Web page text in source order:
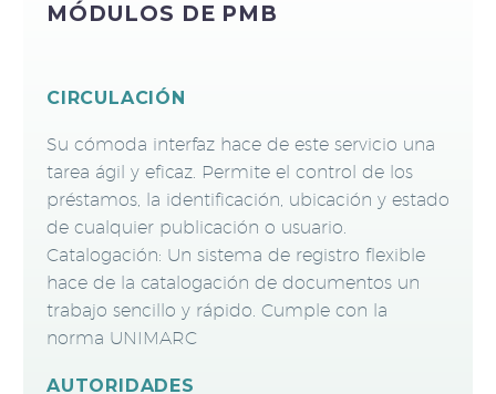
MÓDULOS DE PMB
CIRCULACIÓN
Su cómoda interfaz hace de este servicio una
tarea ágil y eficaz. Permite el control de los
préstamos, la identificación, ubicación y estado
de cualquier publicación o usuario.
Catalogación: Un sistema de registro flexible
hace de la catalogación de documentos un
trabajo sencillo y rápido. Cumple con la
norma UNIMARC
AUTORIDADES